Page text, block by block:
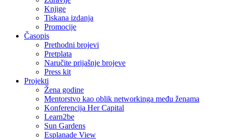
Knjige
Tiskana izdanja
Promocije
Časopis
Prethodni brojevi
Pretplata
Naručite prijašnje brojeve
Press kit
Projekti
Žena godine
Mentorstvo kao oblik networkinga među ženama
Konferencija Her Capital
Learn2be
Sun Gardens
Esplanade View